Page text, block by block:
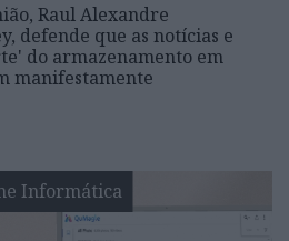
Raul Alexandre
defende que as notícias e
do armazenamento em
manifestamente
Informática